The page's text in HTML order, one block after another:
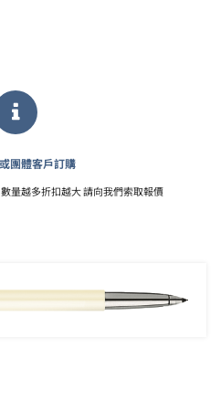
團體客戶訂購
量越多折扣越大 請向我們索取報價